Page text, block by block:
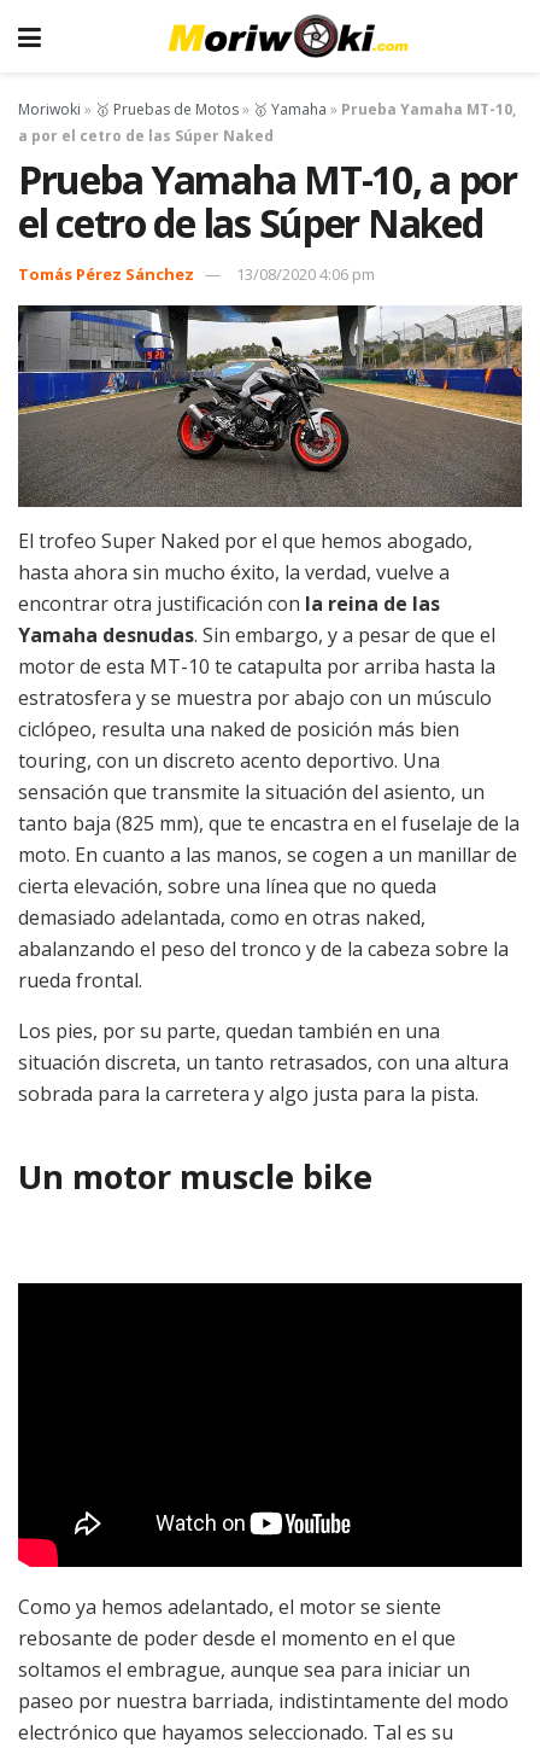
Moriwoki » 🥇 Pruebas de Motos» 🥇 Yamaha » Prueba Yamaha MT-10,
a por el cetro de las Súper Naked
Prueba Yamaha MT-10, a por
el cetro de las Súper Naked
Tomás Pérez Sánchez 13/08/2020 4:06 pm
El trofeo Super Naked por el que hemos abogado,
hasta ahora sin mucho éxito, la verdad, vuelve a
encontrar otra justificación con la reina de las
Yamaha desnudas. Sin embargo, y a pesar de que el
motor de esta MT-10 te catapulta por arriba hasta la
estratosfera y se muestra por abajo con un músculo
ciclópeo, resulta una naked de posición más bien
touring, con un discreto acento deportivo. Una
sensación que transmite la situación del asiento, un
tanto baja (825 mm), que te encastra en el fuselaje de la
moto. En cuanto a las manos, se cogen a un manillar de
cierta elevación, sobre una línea que no queda
demasiado adelantada, como en otras naked,
abalanzando el peso del tronco y de la cabeza sobre la
rueda frontal.
Los pies, por su parte, quedan también en una
situación discreta, un tanto retrasados, con una altura
sobrada para la carretera y algo justa para la pista.
Un motor muscle bike
Como ya hemos adelantado, el motor se siente
rebosante de poder desde el momento en el que
soltamos el embrague, aunque sea para iniciar un
paseo por nuestra barriada, indistintamente del modo
electrónico que hayamos seleccionado. Tal es su